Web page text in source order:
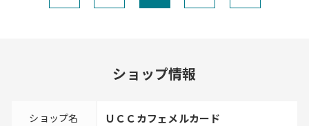
ショップ情報
ショップ名 ＵＣＣカフェメルカード